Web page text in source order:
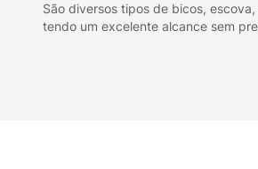
São diversos tipos de bicos,
tendo um excelente alcance sem